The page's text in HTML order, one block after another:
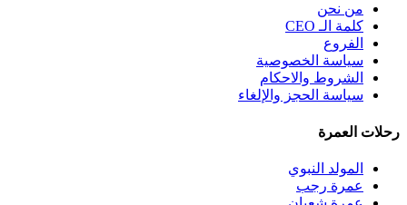
من نحن
كلمة الـ CEO
الفروع
سياسة الخصوصية
الشروط والاحكام
سياسة الحجز والإلغاء
رحلات العمرة
المولد النبوي
عمرة رجب